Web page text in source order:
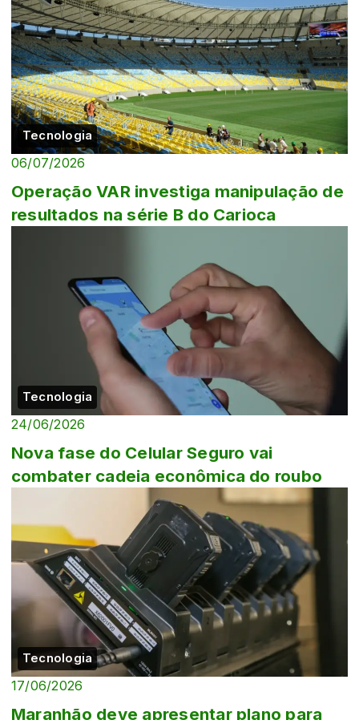
Tecnologia
06/07/2026
Operação VAR investiga manipulação de
resultados na série B do Carioca
Tecnologia
24/06/2026
Nova fase do Celular Seguro vai
combater cadeia econômica do roubo
Tecnologia
17/06/2026
Maranhão deve apresentar plano para